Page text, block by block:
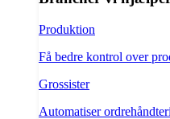
Produktion
Få bedre kontrol over
Grossister
Automatiser